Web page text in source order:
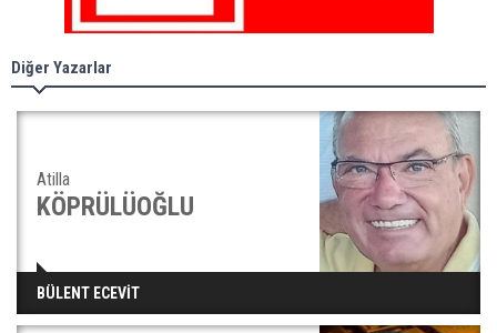
Diğer Yazarlar
Atilla
KÖPRÜLÜOĞLU
BÜLENT ECEVİT